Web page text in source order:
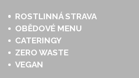
ROSTLINNÁ STRAVA
OBĚDOVÉ MENU
CATERINGY
ZERO WASTE
VEGAN